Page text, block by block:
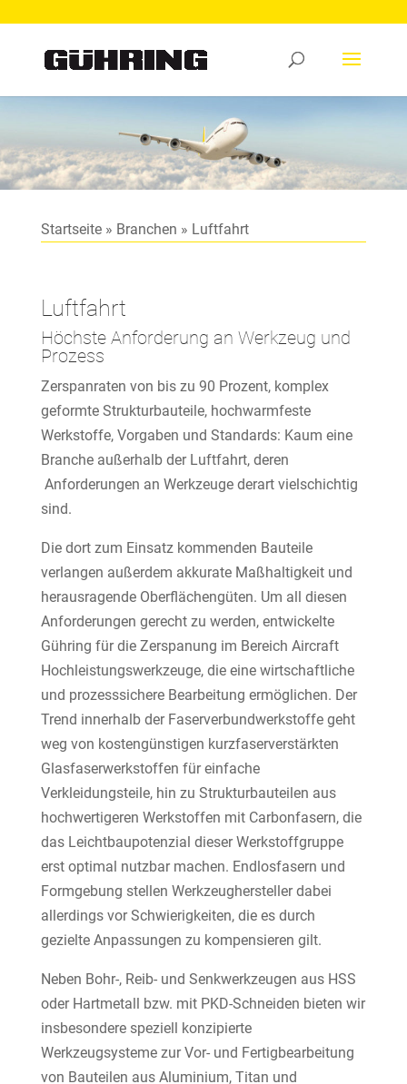
Startseite» Branchen » Luftfahrt
Luftfahrt
Höchste Anforderung an Werkzeug und
Prozess
Zerspanraten von bis zu 90 Prozent, komplex
geformte Strukturbauteile, hochwarmfeste
Werkstoffe, Vorgaben und Standards: Kaum eine
Branche außerhalb der Luftfahrt, deren
Anforderungen an Werkzeuge derart vielschichtig
sind.
Die dort zum Einsatz kommenden Bauteile
verlangen außerdem akkurate Maßhaltigkeit und
herausragende Oberflächengüten. Um all diesen
Anforderungen gerecht zu werden, entwickelte
Gühring für die Zerspanung im Bereich Aircraft
Hochleistungswerkzeuge, die eine wirtschaftliche
und prozesssichere Bearbeitung ermöglichen. Der
Trend innerhalb der Faserverbundwerkstoffe geht
weg von kostengünstigen kurzfaserverstärkten
Glasfaserwerkstoffen für einfache
Verkleidungsteile, hin zu Strukturbauteilen aus
hochwertigeren Werkstoffen mit Carbonfasern, die
das Leichtbaupotenzial dieser Werkstoffgruppe
erst optimal nutzbar machen. Endlosfasern und
Formgebung stellen Werkzeughersteller dabei
allerdings vor Schwierigkeiten, die es durch
gezielte Anpassungen zu kompensieren gilt.
Neben Bohr-, Reib- und Senkwerkzeugen aus HSS
oder Hartmetall bzw. mit PKD-Schneiden bieten wir
insbesondere speziell konzipierte
Werkzeugsysteme zur Vor- und Fertigbearbeitung
von Bauteilen aus Aluminium, Titan und